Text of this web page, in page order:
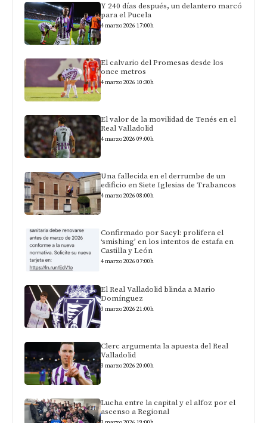
Y 240 días después, un delantero marcó
para el Pucela
4 marzo 2026 17:00h
El calvario del Promesas desde los
once metros
4 marzo 2026 10:30h
El valor de la movilidad de Tenés en el
Real Valladolid
4 marzo 2026 09:00h
Una fallecida en el derrumbe de un
edificio en Siete Iglesias de Trabancos
4 marzo 2026 08:00h
Confirmado por Sacyl: prolifera el
‘smishing’ en los intentos de estafa en
Castilla y León
4 marzo 2026 07:00h
El Real Valladolid blinda a Mario
Domínguez
3 marzo 2026 21:00h
Clerc argumenta la apuesta del Real
Valladolid
3 marzo 2026 20:00h
Lucha entre la capital y el alfoz por el
ascenso a Regional